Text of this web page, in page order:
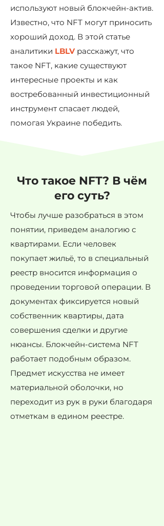
используют новый блокчейн-актив.
Известно, что NFT могут приносить
хороший доход. В этой статье
аналитики LBLVрасскажут, что
такое NFT, какие существуют
интересные проекты и как
востребованный инвестиционный
инструмент спасает людей,
помогая Украине победить.
Что такое NFT? В чём
его суть?
Чтобы лучше разобраться в этом
понятии, приведем аналогию с
квартирами. Если человек
покупает жильё, то в специальный
реестр вносится информация о
проведении торговой операции. В
документах фиксируется новый
собственник квартиры, дата
совершения сделки и другие
нюансы. Блокчейн-система NFT
работает подобным образом.
Предмет искусства не имеет
материальной оболочки, но
переходит из рук в руки благодаря
отметкам в едином реестре.